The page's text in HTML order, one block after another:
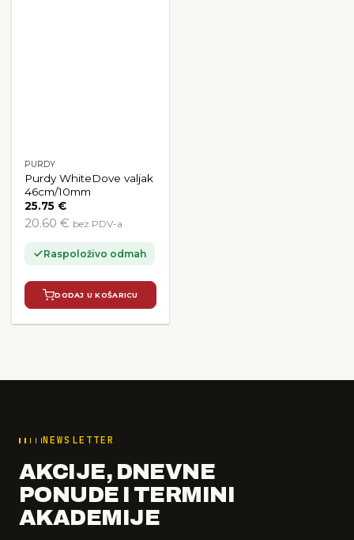
PURDY
Purdy WhiteDove valjak
46cm/10mm
25.75€
20.60 € bez PDV-a
Raspoloživo odmah
DODAJ U KOŠARICU
NEWSLETTER
AKCIJE, DNEVNE
PONUDE I TERMINI
AKADEMIJE